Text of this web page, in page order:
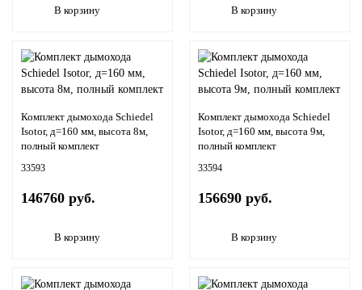
В корзину В корзину
Комплект дымохода Schiedel
Isotor, д=160 мм, высота 8м,
полный комплект
33593
146760 руб.
В корзину
Комплект дымохода Schiedel
Isotor, д=160 мм, высота 9м,
полный комплект
33594
156690 руб.
В корзину